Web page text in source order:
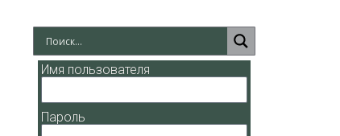
Имя пользователя
Пароль